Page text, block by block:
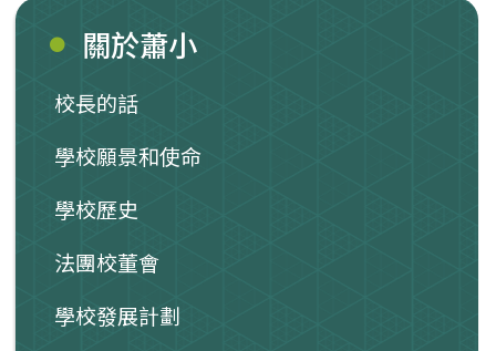
關於蕭小
校長的話
學校願景和使命
學校歷史
法團校董會
學校發展計劃